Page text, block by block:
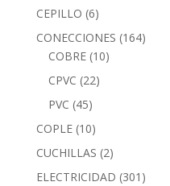
CEPILLO (6)
CONECCIONES (164)
COBRE (10)
CPVC (22)
PVC (45)
COPLE (10)
CUCHILLAS (2)
ELECTRICIDAD (301)